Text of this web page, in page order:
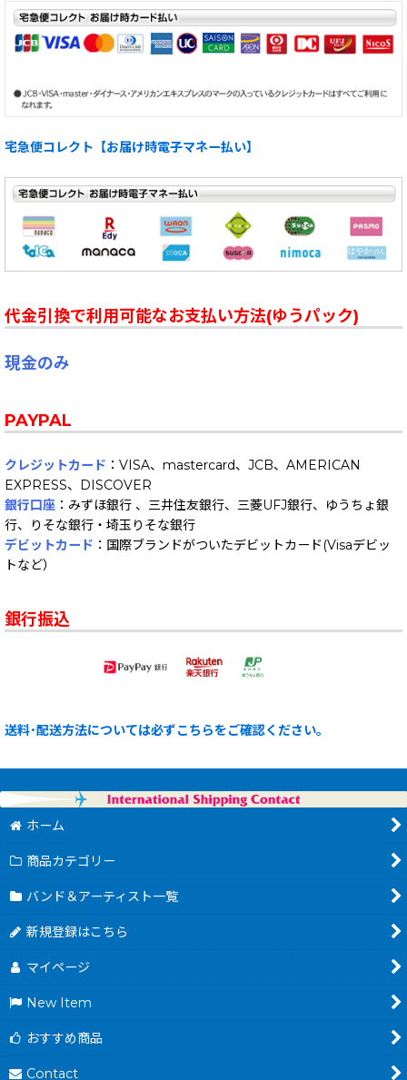
宅急便コレクト【お届け時電子マネー払い】
代金引換で利用可能なお支払い方法(ゆうパック)
現金のみ
PAYPAL
クレジットカード ：VISA、mastercard、JCB、AMERICAN
EXPRESS、DISCOVER
銀行口座 ：みずほ銀行 、三井住友銀行、三菱UFJ銀行、ゆうちょ銀
行、りそな銀行・埼玉りそな銀行
デビットカード ：国際ブランドがついたデビットカード(Visaデビッ
トなど）
銀行振込
送料･配送方法については必ずこちらをご確認ください。
ホーム
商品カテゴリー
バンド＆アーティスト一覧
新規登録はこちら
マイページ
New Item
おすすめ商品
Contact